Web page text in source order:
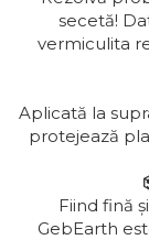
secetă!
vermiculita
Aplicată la
protejează
Fiind fină
GebEarth